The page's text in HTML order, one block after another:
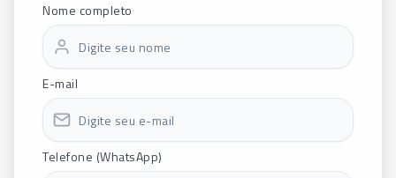
Nome completo
E-mail
Telefone (WhatsApp)